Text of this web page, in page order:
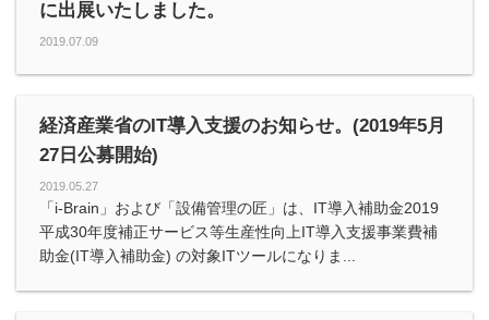
に出展いたしました。
2019.07.09
経済産業省のIT導入支援のお知らせ。(2019年5月
27日公募開始)
2019.05.27
「i-Brain」および「設備管理の匠」は、IT導入補助金2019
平成30年度補正サービス等生産性向上IT導入支援事業費補
助金(IT導入補助金) の対象ITツールになりま...